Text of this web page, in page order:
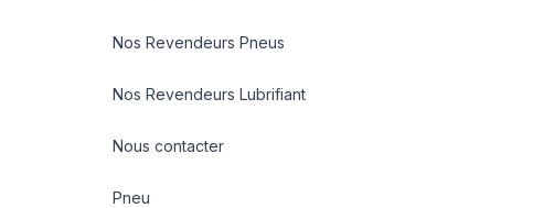
Nos Revendeurs Pneus
Nos Revendeurs Lubrifiant
Nous contacter
Pneu